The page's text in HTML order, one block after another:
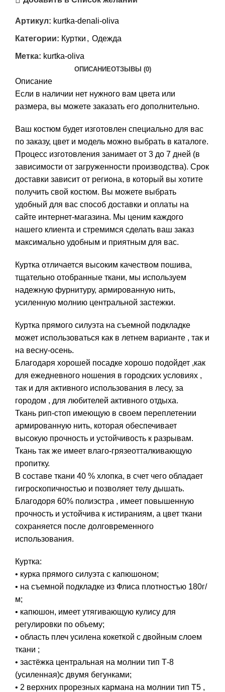
Артикул: kurtka-denali-oliva
Категории: Куртки , Одежда
Метка: kurtka-oliva
ОПИСАНИЕОТЗЫВЫ (0)
Описание
Если в наличии нет нужного вам цвета или
размера, вы можете заказать его дополнительно.
Ваш костюм будет изготовлен специально для вас
по заказу, цвет и модель можно выбрать в каталоге.
Процесс изготовления занимает от 3 до 7 дней (в
зависимости от загруженности производства). Срок
доставки зависит от региона, в который вы хотите
получить свой костюм. Вы можете выбрать
удобный для вас способ доставки и оплаты на
сайте интернет-магазина. Мы ценим каждого
нашего клиента и стремимся сделать ваш заказ
максимально удобным и приятным для вас.
Куртка отличается высоким качеством пошива,
тщательно отобранные ткани, мы используем
надежную фурнитуру, армированную нить,
усиленную молнию центральной застежки.
Куртка прямого силуэта на съемной подкладке
может использоваться как в летнем варианте , так и
на весну-осень.
Благодаря хорошей посадке хорошо подойдет ,как
для ежедневного ношения в городских условиях ,
так и для активного использования в лесу, за
городом , для любителей активного отдыха.
Ткань рип-стоп имеющую в своем переплетении
армированную нить, которая обеспечивает
высокую прочность и устойчивость к разрывам.
Ткань так же имеет влаго-грязеотталкивающую
пропитку.
В составе ткани 40 % хлопка, в счет чего обладает
гигроскопичностью и позволяет телу дышать.
Благодоря 60% полиэстра , имеет повышенную
прочность и устойчива к истираниям, а цвет ткани
сохраняется после долговременного
использования.
Куртка:
• курка прямого силуэта с капюшоном;
• на съемной подкладке из Флиса плотностъю 180г/
м;
• капюшон, имеет утягивающую кулису для
регулировки по объему;
• область плеч усилена кокеткой с двойным слоем
ткани ;
• застёжка центральная на молнии тип Т-8
(усиленная)с двумя бегунками;
• 2 верхних прорезных кармана на молнии тип Т5 ,